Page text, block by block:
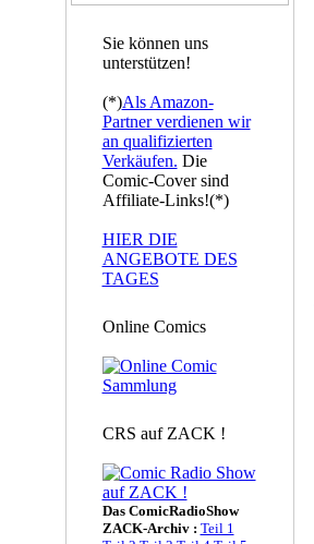
Sie können uns
unterstützen!
(*)Als Amazon-
Partner verdienen wir
an qualifizierten
Verkäufen. Die
Comic-Cover sind
Affiliate-Links!(*)
HIER DIE
ANGEBOTE DES
TAGES
Online Comics
CRS auf ZACK !
Das ComicRadioShow
ZACK-Archiv : Teil 1